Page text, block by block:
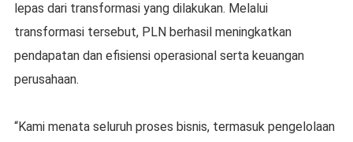
lepas dari transformasi yang dilakukan. Melalui
transformasi tersebut, PLN berhasil meningkatkan
pendapatan dan efisiensi operasional serta keuangan
perusahaan.
“Kami menata seluruh proses bisnis, termasuk pengelolaan